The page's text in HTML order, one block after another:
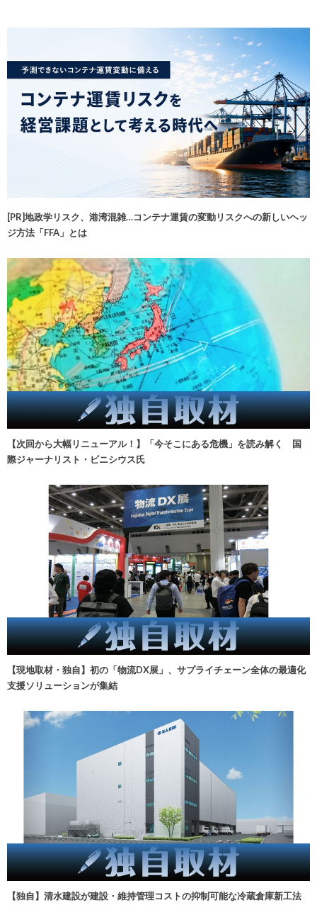
[PR]地政学リスク、港湾混雑…コンテナ運賃の変動リスクへの新しいヘッ
ジ方法「FFA」とは
【次回から大幅リニューアル！】「今そこにある危機」を読み解く 国
際ジャーナリスト・ビニシウス氏
【現地取材・独自】初の「物流DX展」、サプライチェーン全体の最適化
支援ソリューションが集結
【独自】清水建設が建設・維持管理コストの抑制可能な冷蔵倉庫新工法